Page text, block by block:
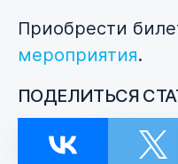
Приобрести
мероприятия.
ПОДЕЛИТЬСЯ